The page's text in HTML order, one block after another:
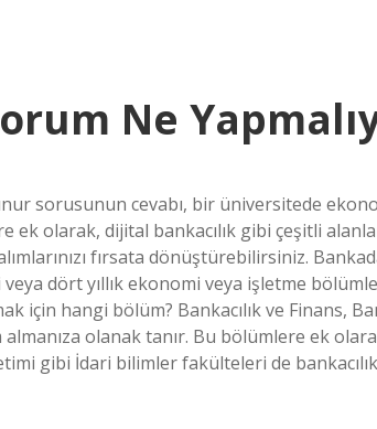
Ne
sorusunun cevabı, bir üniversitede
ek olarak, dijital bankacılık gibi çeşitli
fırsata dönüştürebilirsiniz.
dört yıllık ekonomi veya işletme
için hangi bölüm? Bankacılık ve Finans,
olanak tanır. Bu bölümlere ek
gibi İdari bilimler fakülteleri de bankacılık